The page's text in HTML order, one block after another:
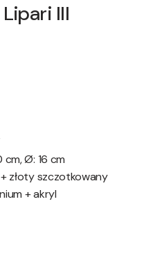
III
cm, Ø: 16 cm
+ złoty szczotkowany
+ akryl